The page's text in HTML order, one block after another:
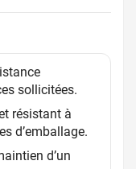
sollicitées.
résistant à
d’emballage.
d’un